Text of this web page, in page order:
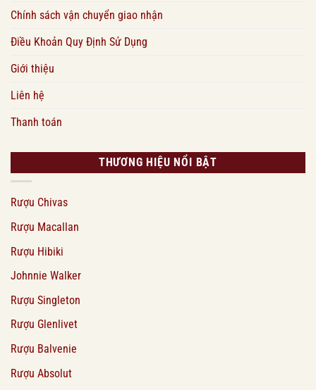
Chính sách vận chuyển giao nhận
Điều Khoản Quy Định Sử Dụng
Giới thiệu
Liên hệ
Thanh toán
THƯƠNG HIỆU NỔI BẬT
Rượu Chivas
Rượu Macallan
Rượu Hibiki
Johnnie Walker
Rượu Singleton
Rượu Glenlivet
Rượu Balvenie
Rượu Absolut